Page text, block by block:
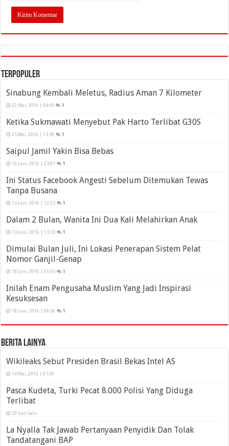
Terpopuler
Sinabung Kembali Meletus, Radius Aman 7 Kilometer
22 Mei, 2016 | 04:00 1
Ketika Sukmawati Menyebut Pak Harto Terlibat G30S
25 Mei, 2016 | 13:39 1
Saipul Jamil Yakin Bisa Bebas
10 Juni, 2016 | 23:01 1
Ini Status Facebook Angesti Sebelum Ditemukan Tewas
Tanpa Busana
13 Juni, 2016 | 12:23 1
Dalam 2 Bulan, Wanita Ini Dua Kali Melahirkan Anak
13 Juni, 2016 | 13:33 1
Dimulai Bulan Juli, Ini Lokasi Penerapan Sistem Pelat
Nomor Ganjil-Genap
18 Juni, 2016 | 05:05 1
Inilah Enam Pengusaha Muslim Yang Jadi Inspirasi
Kesuksesan
18 Juni, 2016 | 08:56 1
Berita Lainya
Wikileaks Sebut Presiden Brasil Bekas Intel AS
14 Mei, 2016 | 07:29
Pasca Kudeta, Turki Pecat 8.000 Polisi Yang Diduga
Terlibat
20 hari lalu
La Nyalla Tak Jawab Pertanyaan Penyidik Dan Tolak
Tandatangani BAP